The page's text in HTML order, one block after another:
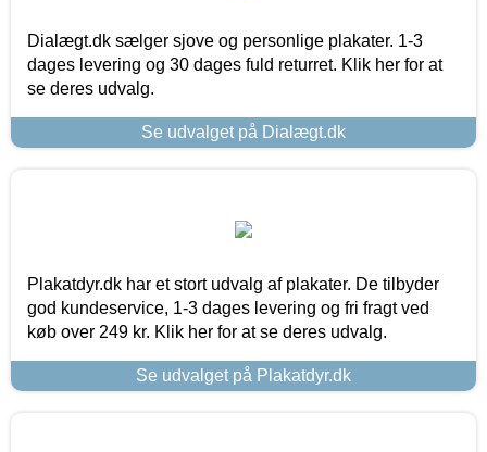
Dialægt.dk sælger sjove og personlige plakater. 1-3
dages levering og 30 dages fuld returret. Klik her for at
se deres udvalg.
Se udvalget på Dialægt.dk
Plakatdyr.dk har et stort udvalg af plakater. De tilbyder
god kundeservice, 1-3 dages levering og fri fragt ved
køb over 249 kr. Klik her for at se deres udvalg.
Se udvalget på Plakatdyr.dk